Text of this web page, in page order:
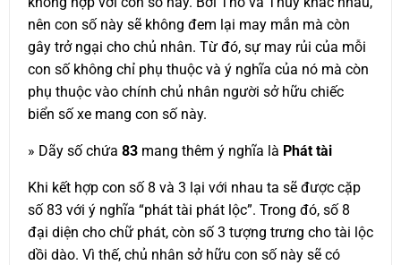
nên con số này sẽ không đem lại may mắn mà còn
gây trở ngại cho chủ nhân. Từ đó, sự may rủi của mỗi
con số không chỉ phụ thuộc và ý nghĩa của nó mà còn
phụ thuộc vào chính chủ nhân người sở hữu chiếc
biển số xe mang con số này.
» Dãy số chứa 83 mang thêm ý nghĩa là Phát tài
Khi kết hợp con số 8 và 3 lại với nhau ta sẽ được cặp
số 83 với ý nghĩa “phát tài phát lộc”. Trong đó, số 8
đại diện cho chữ phát, còn số 3 tượng trưng cho tài lộc
dồi dào. Vì thế, chủ nhân sở hữu con số này sẽ có